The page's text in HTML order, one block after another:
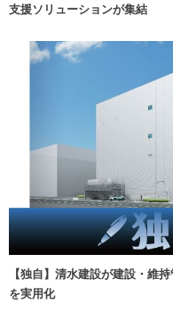
支援ソリューションが集結
【独自】清水建設が建設・維
を実用化